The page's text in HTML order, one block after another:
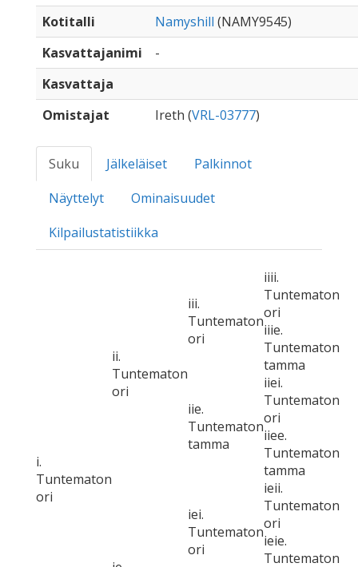
Kotitalli
Namyshill (NAMY9545)
Kasvattajanimi
-
Kasvattaja
Omistajat
Ireth (VRL-03777)
Suku Jälkeläiset
Palkinnot
Näyttelyt
Ominaisuudet
Kilpailustatistiikka
i.
Tuntematon
ori
ii.
Tuntematon
ori
iii.
Tuntematon
ori
iiii.
Tuntematon
ori
iiie.
Tuntematon
tamma
iie.
Tuntematon
tamma
iiei.
Tuntematon
ori
iiee.
Tuntematon
tamma
iei.
Tuntematon
ori
ieii.
Tuntematon
ori
ieie.
Tuntematon